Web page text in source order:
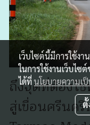
ถึงจุดที่ต้องใ
สู่เขื่อนศรีนคริ
เว็บไซต์นี้มีการใช้ง
ในการใช้งานเว็บไซ
ได้ที่นโยบายความเ
ตั้